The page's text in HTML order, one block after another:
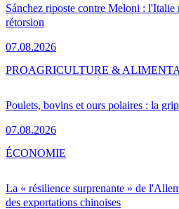
Sánchez riposte contre Meloni : l'Italie
rétorsion
07.08.2026
Poulets, bovins et ours polaires : la
07.08.2026
PROAGRICULTURE &
La « résilience surprenante » de
des exportations chinoises
ÉCONOMIE